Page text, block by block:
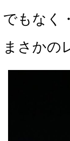
でもなく
まさかの